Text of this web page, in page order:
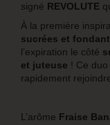
signé REVOLUTE
À la première
sucrées et
l’expiration le côté
et juteuse ! Ce duo
rapidement
L’arôme Fraise